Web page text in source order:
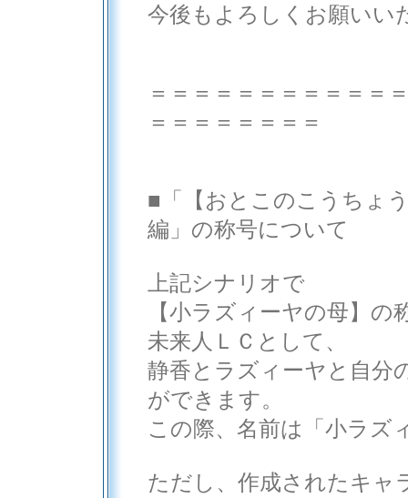
今後もよろしくお願いい
＝＝＝＝＝＝＝＝＝＝＝
＝＝＝＝＝＝＝＝
■「【おとこのこうちょ
編」の称号について
上記シナリオで
【小ラズィーヤの母】
未来人ＬＣとして、
静香とラズィーヤと自分
ができます。
この際、名前は「小ラズ
ただし、作成されたキャ